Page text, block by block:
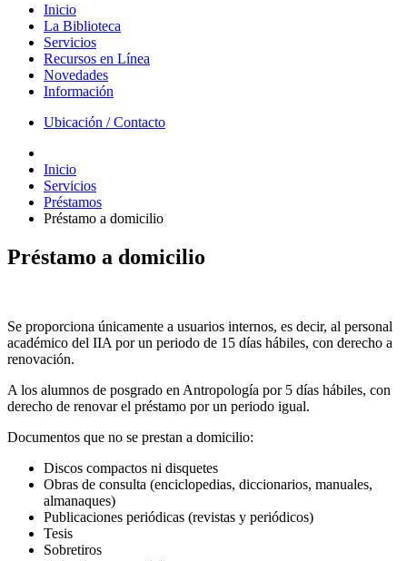
Inicio
La Biblioteca
Servicios
Recursos en Línea
Novedades
Información
Ubicación / Contacto
Inicio
Servicios
Préstamos
Préstamo a domicilio
Préstamo a domicilio
Se proporciona únicamente a usuarios internos, es decir, al personal
académico del IIA por un periodo de 15 días hábiles, con derecho a
renovación.
A los alumnos de posgrado en Antropología por 5 días hábiles, con
derecho de renovar el préstamo por un periodo igual.
Documentos que no se prestan a domicilio:
Discos compactos ni disquetes
Obras de consulta (enciclopedias, diccionarios, manuales,
almanaques)
Publicaciones periódicas (revistas y periódicos)
Tesis
Sobretiros